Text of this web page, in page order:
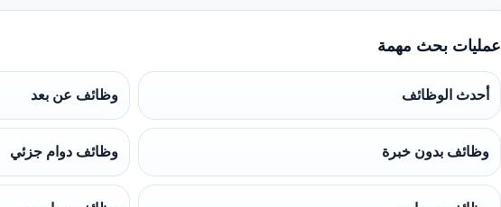
عمليات بحث مهمة
أحدث الوظائف وظائف عن بعد
وظائف بدون خبرة وظائف دوام جزئي